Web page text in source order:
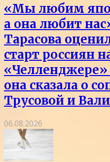
«Мы любим
а она любит
Тарасова
старт россиян
«Челленджере»
она сказала о
Трусовой и
06.08.2026